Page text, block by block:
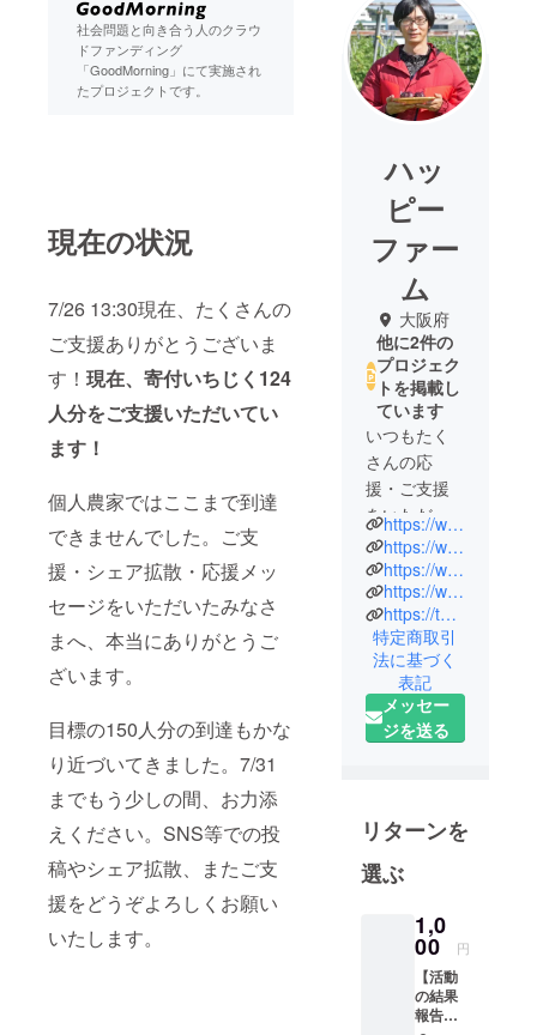
社会問題と向き合う人のクラウ
ドファンディング
「GoodMorning」にて実施され
たプロジェクトです。
現在の状況
7/26 13:30現在、たくさんの
ご支援ありがとうございま
す！ 現在、寄付いちじく124
人分をご支援いただいてい
ます！
個人農家ではここまで到達
できませんでした。ご支
援・シェア拡散・応援メッ
セージをいただいたみなさ
まへ、本当にありがとうご
ざいます。
目標の150人分の到達もかな
り近づいてきました。7/31
までもう少しの間、お力添
えください。SNS等での投
稿やシェア拡散、またご支
援をどうぞよろしくお願い
いたします。
ハッ
ピー
ファー
ム
大阪府
他に2件の
プロジェク
トを掲載し
ています
いつもたく
さんの応
援・ご支援
をいただ
き、本当に
ありがとう
ございま
す。
大阪羽曳野
市でイチジ
クを中心に
「ハッピー
ファーム」
の吉川で
私1人妻1人
うさぎ1匹、
妻母妻父の4
人と1匹で家
https://www.happyfarm.jp
https://www.instagram.com/happyfarm.osaka/
https://www.facebook.com/happyfarm.osaka/
https://www.youtube.com/channel/UCbF_0-8yP7JEmrKa6CPLkhg
https://twitter.com/happyfarm_osaka
特定商取引
法に基づく
表記
メッセー
ジを送る
リターンを
選ぶ
1,0
00 円
【活動
の結果
報告お